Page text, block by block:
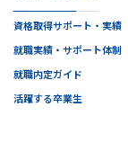
資格取得サポート・実績
就職実績・サポート体制
就職内定ガイド
活躍する卒業生